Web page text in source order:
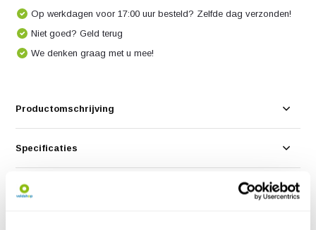
Op werkdagen voor 17:00 uur besteld? Zelfde dag verzonden!
Niet goed? Geld terug
We denken graag met u mee!
Productomschrijving
Specificaties
Reviews